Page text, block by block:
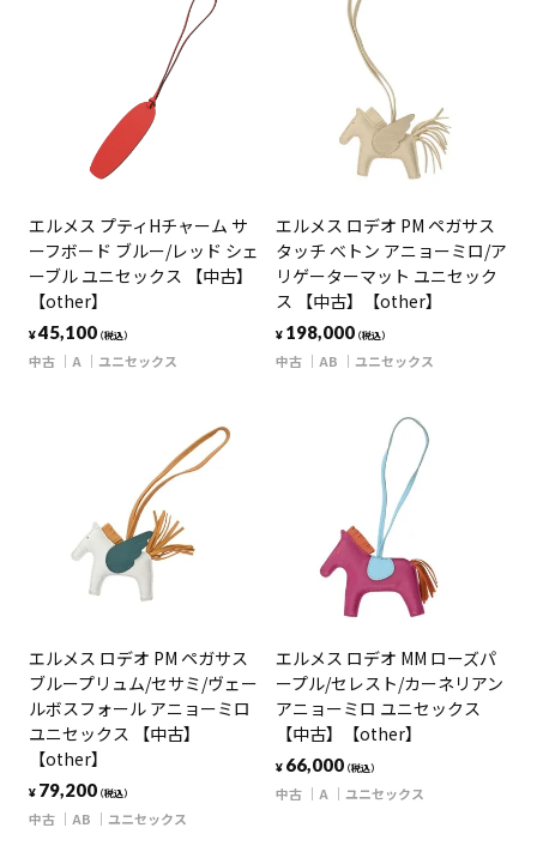
エルメス プティHチャーム サ
ーフボード ブルー/レッド シェ
ーブル ユニセックス 【中古】
【other】
¥45,100（税込）
中古 A ユニセックス
エルメス ロデオ PM ペガサス
タッチ べトン アニョーミロ/ア
リゲーターマット ユニセック
ス 【中古】【other】
¥ 198,000（税込）
中古 AB ユニセックス
エルメス ロデオ PM ペガサス
ブループリュム/セサミ/ヴェー
ルボスフォール アニョーミロ
ユニセックス 【中古】
【other】
¥ 79,200（税込）
中古 AB ユニセックス
エルメス ロデオ MM ローズパ
ープル/セレスト/カーネリアン
アニョーミロ ユニセックス
【中古】【other】
¥ 66,000（税込）
中古 A ユニセックス